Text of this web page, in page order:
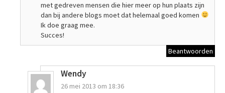
met gedreven mensen die hier meer op hun plaats zijn
dan bij andere blogs moet dat helemaal goed komen
Ik doe graag mee.
Succes!
Beantwoorden
Wendy
26 mei 2013 om 18:36